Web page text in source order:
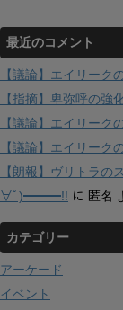
最近のコメント
【議論】エイリーク
【指摘】卑弥呼の強
【議論】エイリーク
【議論】エイリーク
【朗報】ヴリトラ
∀ﾟ)━━━!! に 匿名
カテゴリー
アーケード
イベント